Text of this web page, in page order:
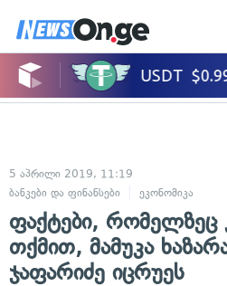
5 აპრილი 2019, 11:19
ბანკები და ფინანსები
ეკონომიკა
ფაქტები, რომელზეც
თქმით, მამუკა
ჯაფარიძე იცრუეს